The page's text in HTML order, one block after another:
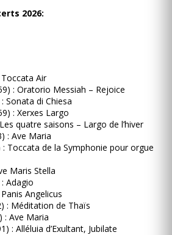
2026:
Toccata Air
: Oratorio Messiah – Rejoice
Sonata di Chiesa
: Xerxes Largo
quatre saisons – Largo de l’hiver
: Ave Maria
Toccata de la Symphonie pour orgue
Maris Stella
Adagio
Angelicus
: Méditation de Thaïs
: Ave Maria
: Alléluia d’Exultant, Jubilate